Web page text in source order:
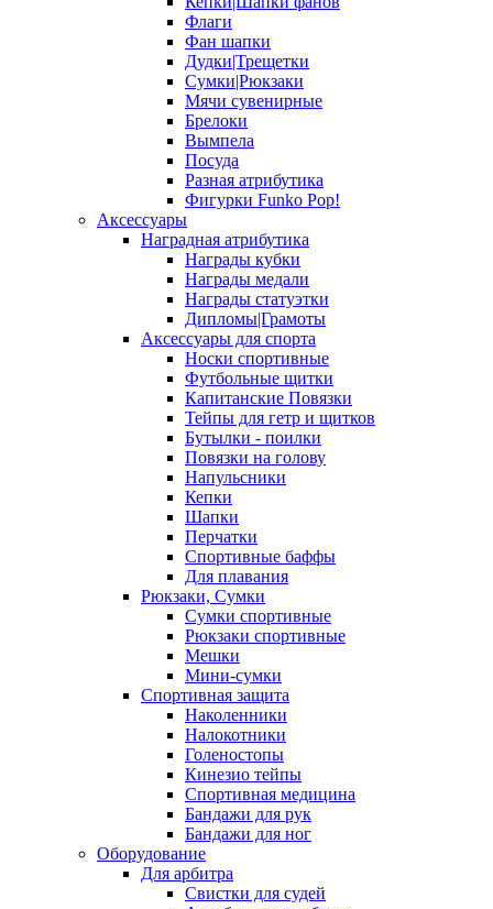
Флаги
Фан шапки
Дудки|Трещетки
Сумки|Рюкзаки
Мячи сувенирные
Брелоки
Вымпела
Посуда
Разная атрибутика
Фигурки Funko Pop!
Аксессуары
Наградная атрибутика
Награды кубки
Награды медали
Награды статуэтки
Дипломы|Грамоты
Аксессуары для спорта
Носки спортивные
Футбольные щитки
Капитанские Повязки
Тейпы для гетр и щитков
Бутылки - поилки
Повязки на голову
Напульсники
Кепки
Шапки
Перчатки
Спортивные баффы
Для плавания
Рюкзаки, Сумки
Сумки спортивные
Рюкзаки спортивные
Мешки
Мини-сумки
Спортивная защита
Наколенники
Налокотники
Голеностопы
Кинезио тейпы
Спортивная медицина
Бандажи для рук
Бандажи для ног
Оборудование
Для арбитра
Свистки для судей